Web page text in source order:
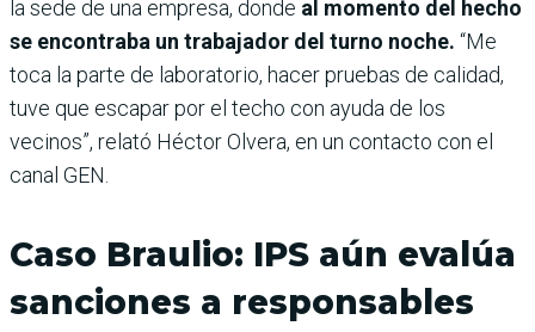
la sede de una empresa, donde al momento del hecho
se encontraba un trabajador del turno noche. “Me
toca la parte de laboratorio, hacer pruebas de calidad,
tuve que escapar por el techo con ayuda de los
vecinos”, relató Héctor Olvera, en un contacto con el
canal GEN.
Caso Braulio: IPS aún evalúa
sanciones a responsables